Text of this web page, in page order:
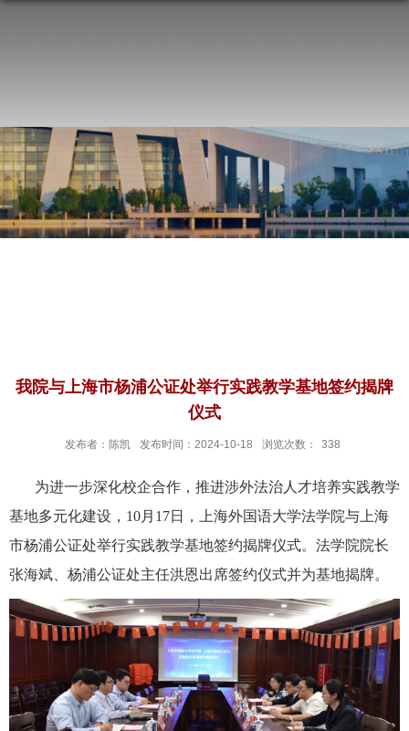
我院与上海市杨浦公证处举行实践教学基地签约揭牌
仪式
发布者：陈凯 发布时间：2024-10-18 浏览次数： 338
为进一步深化校企合作，推进涉外法治人才培养实践教学
基地多元化建设， 10月17日，上海外国语大学法学院与上海
市杨浦公证处举行实践教学基地签约揭牌仪式。法学院院长
张海斌、杨浦公证处主任洪恩出席签约仪式并为基地揭牌。